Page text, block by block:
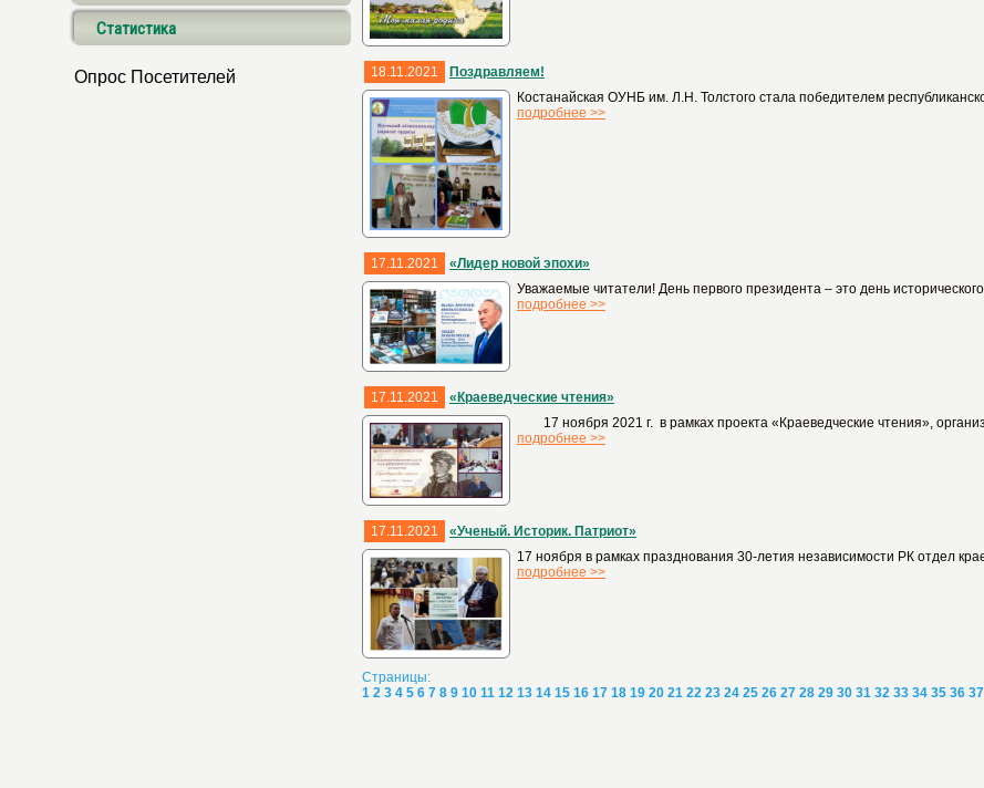
Статистика
Опрос Посетителей 18.11.2021
Поздравляем!
Костанайская ОУНБ им. Л.Н. Толстого стала победителем
подробнее >>
17.11.2021
«Лидер новой эпохи»
Уважаемые читатели! День первого президента – это день
подробнее >>
17.11.2021
«Краеведческие чтения»
17 ноября 2021 г. в рамках проекта «Краеведческие чтения»,
подробнее >>
17.11.2021
«Ученый. Историк. Патриот»
17 ноября в рамках празднования 30-летия независимости РК отдел
подробнее >>
Страницы:
1 2 3 4 5 6 7 8 9 10 11 12 13 14 15 16 17 18 19 20 21 22 23 24 25 26 27 28 29 30 31 32 33 34 35 36 37